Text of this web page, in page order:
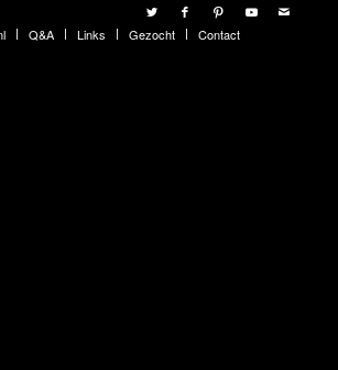
Q&A Links Gezocht Contact